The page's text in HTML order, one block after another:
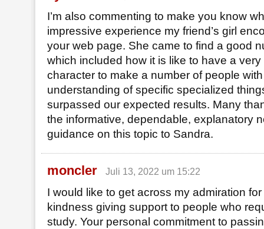
I’m also commenting to make you know
impressive experience my friend’s girl
your web page. She came to find a good
which included how it is like to have a
character to make a number of people
understanding of specific specialized
surpassed our expected results. Many
the informative, dependable, explanatory
guidance on this topic to Sandra.
moncler Juli 13, 2022 um 15:22
I would like to get across my admiration
kindness giving support to people who
study. Your personal commitment to